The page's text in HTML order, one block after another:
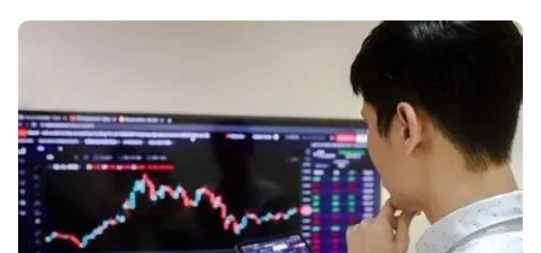
tiền vẫn chưa thực sự trở lại.